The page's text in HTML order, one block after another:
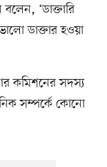
‘ডাক্তারি
ডাক্তার হওয়া
কমিশনের সদস্য
সম্পর্কে কোনো